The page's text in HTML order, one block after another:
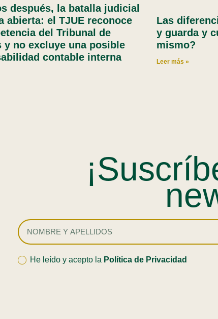
después, la batalla judicial
abierta: el TJUE reconoce
del Tribunal de
y no excluye una posible
contable interna
Las
y guarda y
mismo?
Leer más »
He leído y acepto la Política de Privacidad